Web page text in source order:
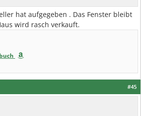
hat aufgegeben . Das Fenster bleibt
wird rasch verkauft.
#45